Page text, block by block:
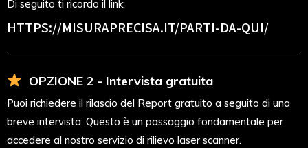
Di seguito ti ricordo il link:
HTTPS://MISURAPRECISA.IT/PARTI-DA-QUI/
OPZIONE 2 - Intervista gratuita
Puoi richiedere il rilascio del Report gratuito a seguito di una
breve intervista. Questo è un passaggio fondamentale per
accedere al nostro servizio di rilievo laser scanner.